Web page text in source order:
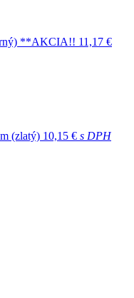
**AKCIA!! 11,17 €
(zlatý) 10,15 € s DPH